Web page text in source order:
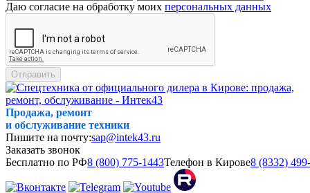
Даю согласие на обработку моих персональных данных
Отправить
Продажа, ремонт
и обслуживание техники
Пишите на почту:sap@intek43.ru
Заказать звонок
Бесплатно по РФ8 (800) 775-1443Телефон в Кирове8 (8332)